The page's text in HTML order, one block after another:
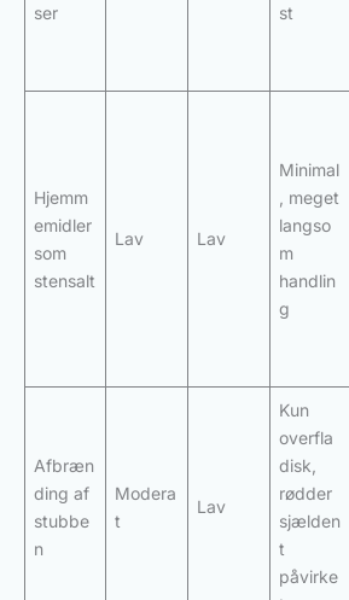
ser
st
Hjemm
emidler
som
stensalt
Lav Lav
Minimal
, meget
langso
m
handlin
g
Afbræn
ding af
stubbe
n
Modera
t
Lav
Kun
overfla
disk,
rødder
sjælden
t
påvirke